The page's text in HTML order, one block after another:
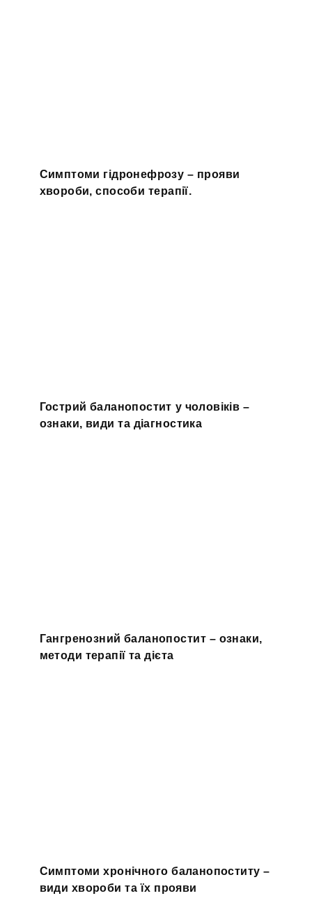
Симптоми гідронефрозу – прояви
хвороби, способи терапії.
Гострий баланопостит у чоловіків –
ознаки, види та діагностика
Гангренозний баланопостит – ознаки,
методи терапії та дієта
Симптоми хронічного баланопоститу –
види хвороби та їх прояви